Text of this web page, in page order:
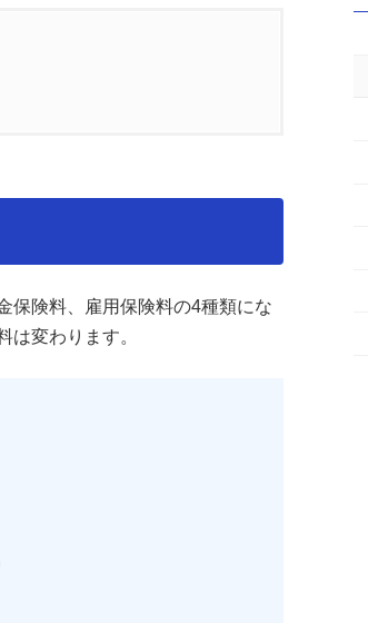
の計算方法
保険料、雇用保険料の4種類にな
は変わります。